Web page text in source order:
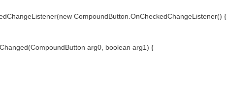
CompoundButton.OnCheckedChangeListener() {
arg0, boolean arg1) {